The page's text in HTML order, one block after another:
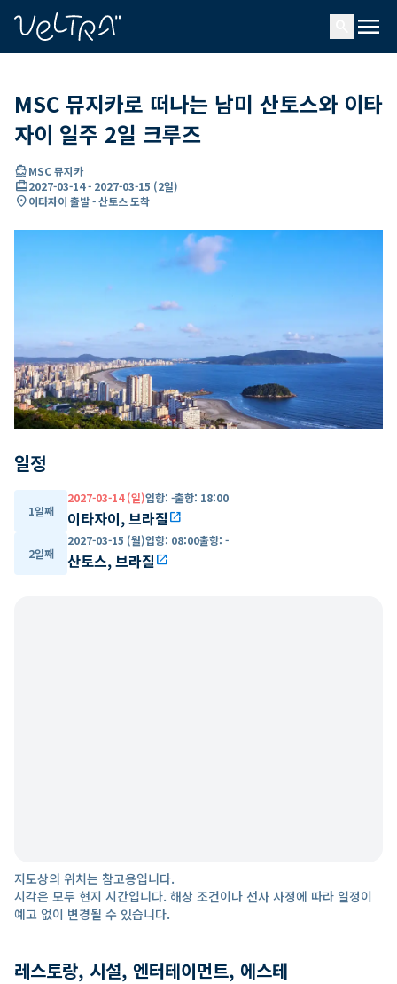
menu
MSC 뮤지카로 떠나는 남미 산토스와 이타
자이 일주 2일 크루즈
directions_boatMSC 뮤지카
card_travel2027-03-14- 2027-03-15 (2일)
location_on이타자이 출발 - 산토스 도착
일정
1일째
2027-03-14 (일)입항: -출항: 18:00
이타자이, 브라질open_in_new
2일째
2027-03-15 (월)입항: 08:00출항: -
산토스, 브라질open_in_new
지도상의 위치는 참고용입니다.
시각은 모두 현지 시간입니다. 해상 조건이나 선사 사정에 따라 일정이
예고 없이 변경될 수 있습니다.
레스토랑, 시설, 엔터테이먼트, 에스테